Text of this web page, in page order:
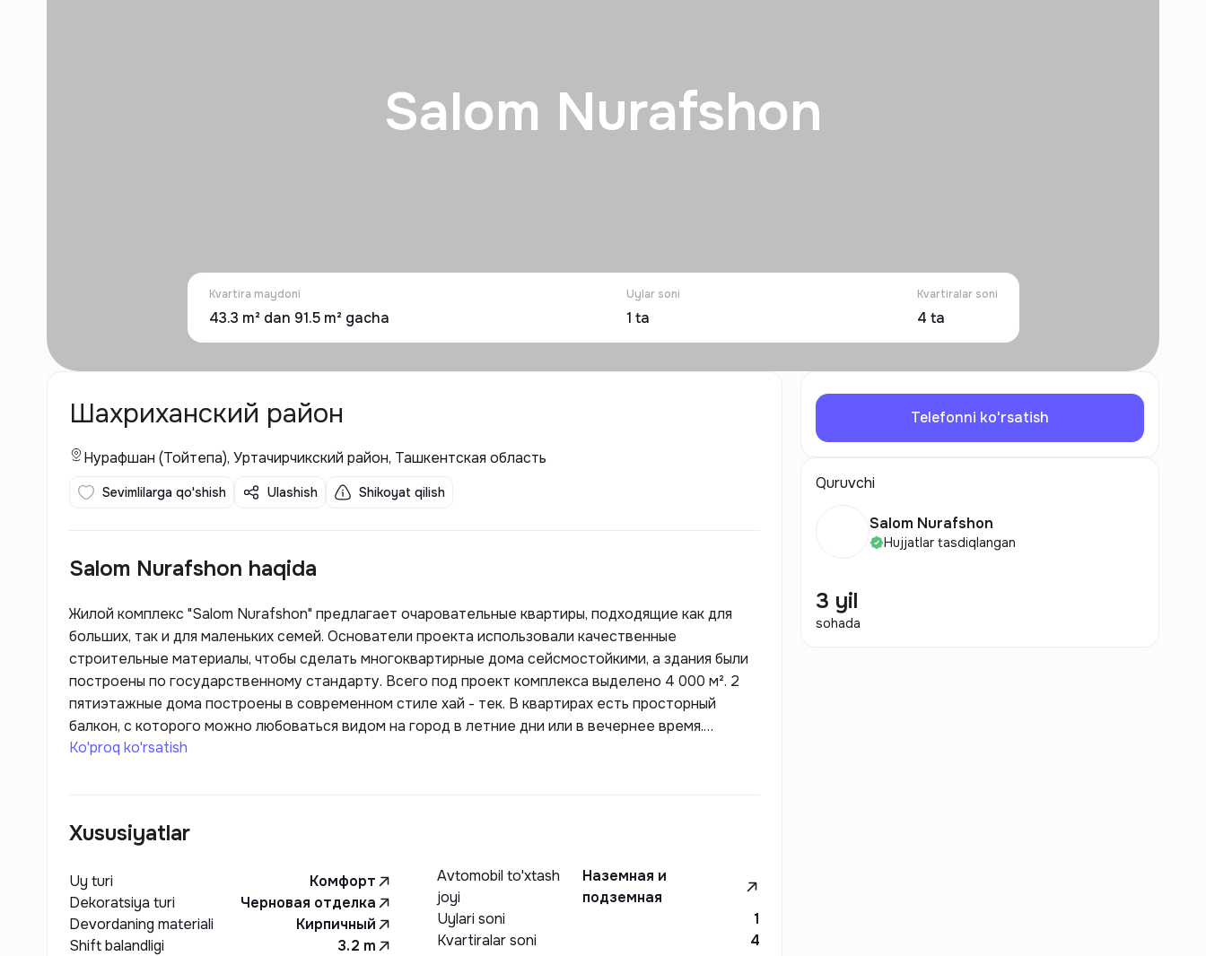
Salom Nurafshon
Kvartira maydoni
43.3 m² dan 91.5 m² gacha
Uylar soni
1 ta
Kvartiralar soni
4 ta
Шахриханский район
Нурафшан (Тойтепа), Уртачирчикский район, Ташкентская область
Sevimlilarga qo'shish Ulashish Shikoyat qilish
Salom Nurafshon haqida
Жилой комплекс "Salom Nurafshon" предлагает очаровательные квартиры, подходящие как для
больших, так и для маленьких семей. Основатели проекта использовали качественные
строительные материалы, чтобы сделать многоквартирные дома сейсмостойкими, а здания были
построены по государственному стандарту. Всего под проект комплекса выделено 4 000 м². 2
пятиэтажные дома построены в современном стиле хай - тек. В квартирах есть просторный
балкон, с которого можно любоваться видом на город в летние дни или в вечернее время.
Частный двор - это уютное место, где вы можете прогуляться или поговорить со своей семьей
Ko'proq ko'rsatish
Xususiyatlar
Uy turi
Комфорт
Dekoratsiya turi
Черновая отделка
Devordaning materiali
Кирпичный
Shift balandligi
3.2 m
Avtomobil to'xtash
joyi
Наземная и
подземная
Uylari soni
1
Kvartiralar soni
4
Telefonni ko'rsatish
Quruvchi
Salom Nurafshon
Hujjatlar tasdiqlangan
3 yil
sohada